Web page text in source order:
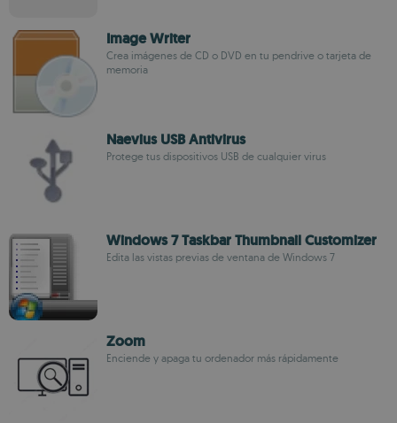
Image Writer
Crea imágenes de CD o DVD en tu pendrive o tarjeta de
memoria
Naevius USB Antivirus
Protege tus dispositivos USB de cualquier virus
Windows 7 Taskbar Thumbnail Customizer
Edita las vistas previas de ventana de Windows 7
Zoom
Enciende y apaga tu ordenador más rápidamente